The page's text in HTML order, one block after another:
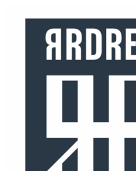
содержимому